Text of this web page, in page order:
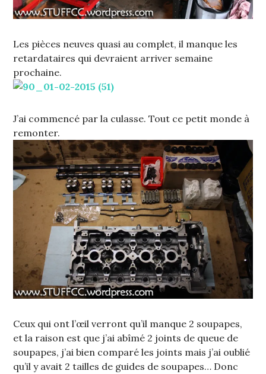
Les pièces neuves quasi au complet, il manque les
retardataires qui devraient arriver semaine
prochaine.
J’ai commencé par la culasse. Tout ce petit monde à
remonter.
Ceux qui ont l’œil verront qu’il manque 2 soupapes,
et la raison est que j’ai abîmé 2 joints de queue de
soupapes, j’ai bien comparé les joints mais j’ai oublié
qu’il y avait 2 tailles de guides de soupapes… Donc